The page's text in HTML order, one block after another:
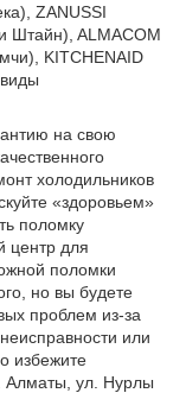
ZANUSSI
Штайн), ALMACOM
KITCHENAID
на свою
холодильников
«здоровьем»
поломку
центр для
поломки
но вы будете
проблем из-за
или
избежите
Алматы, ул. Нурлы